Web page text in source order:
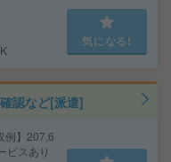
気になる!
認など[派遣]
】207,6
ビスあり